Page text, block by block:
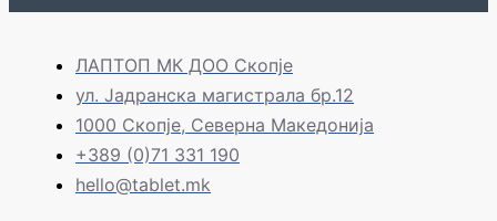
ЛАПТОП МК ДОО Скопје
ул. Јадранска магистрала бр.12
1000 Скопје, Северна Македонија
+389 (0)71 331 190
hello@tablet.mk